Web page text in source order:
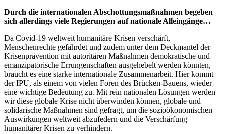
Durch die internationalen Abschottungsmaßnahmen begeben
sich allerdings viele Regierungen auf nationale Alleingänge…
Da Covid-19 weltweit humanitäre Krisen verschärft,
Menschenrechte gefährdet und zudem unter dem Deckmantel der
Krisenprävention mit autoritären Maßnahmen demokratische und
emanzipatorische Errungenschaften ausgehebelt werden könnten,
braucht es eine starke internationale Zusammenarbeit. Hier kommt
der IPU, als einem von vielen Foren des Brücken-Bauens, wieder
eine wichtige Bedeutung zu. Mit rein nationalen Lösungen werden
wir diese globale Krise nicht überwinden können, globale und
solidarische Maßnahmen sind gefragt, um die sozioökonomischen
Auswirkungen weltweit abzufedern und die Verschärfung
humanitärer Krisen zu verhindern.